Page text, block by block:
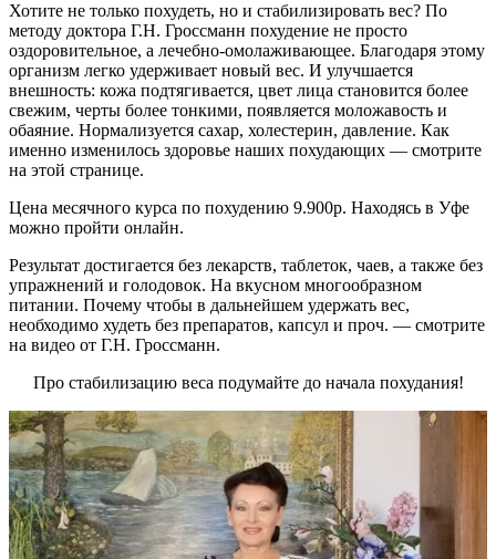
Хотите не только похудеть, но и стабилизировать вес? По
методу доктора Г.Н. Гроссманн похудение не просто
оздоровительное, а лечебно-омолаживающее. Благодаря этому
организм легко удерживает новый вес. И улучшается
внешность: кожа подтягивается, цвет лица становится более
свежим, черты более тонкими, появляется моложавость и
обаяние. Нормализуется сахар, холестерин, давление. Как
именно изменилось здоровье наших похудающих — смотрите
на этой странице.
Цена месячного курса по похудению 9.900р. Находясь в Уфе
можно пройти онлайн.
Результат достигается без лекарств, таблеток, чаев, а также без
упражнений и голодовок. На вкусном многообразном
питании. Почему чтобы в дальнейшем удержать вес,
необходимо худеть без препаратов, капсул и проч. — смотрите
на видео от Г.Н. Гроссманн.
Про стабилизацию веса подумайте до начала похудания!